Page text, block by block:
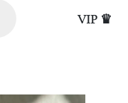
VIP ♛
25,00DHS